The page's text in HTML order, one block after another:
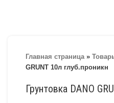
Главная страница»
GRUNT 10л глуб.проникн
Грунтовка DANO